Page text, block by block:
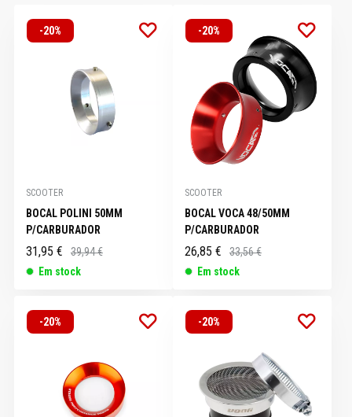
-20%
SCOOTER
BOCAL POLINI 50MM
P/CARBURADOR
31,95 €
39,94 €
Em stock
-20%
SCOOTER
BOCAL VOCA 48/50MM
P/CARBURADOR
26,85 €
33,56 €
Em stock
-20% -20%